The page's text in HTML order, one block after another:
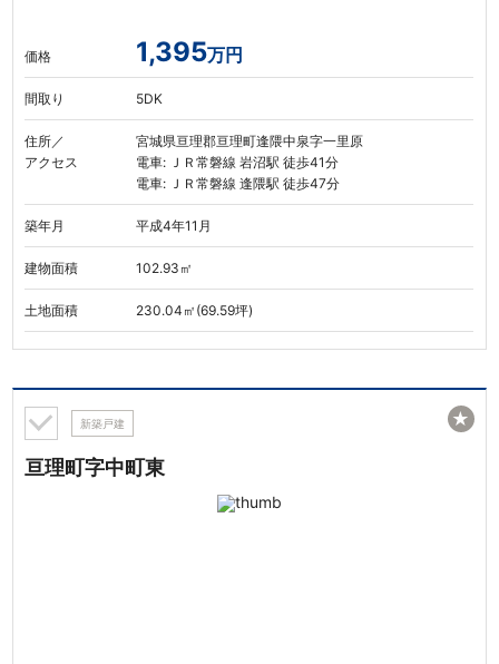
価格 1,395万円
間取り 5DK
住所／
アクセス
宮城県亘理郡亘理町逢隈中泉字一里原
電車: ＪＲ常磐線 岩沼駅 徒歩41分
電車: ＪＲ常磐線 逢隈駅 徒歩47分
築年月 平成4年11月
建物面積 102.93㎡
土地面積 230.04㎡(69.59坪)
新築戸建
亘理町字中町東
★